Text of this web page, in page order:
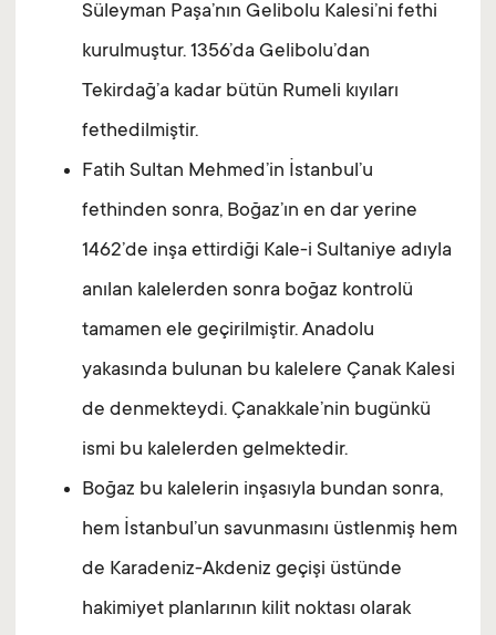
Süleyman Paşa’nın Gelibolu Kalesi’ni fethi
kurulmuştur. 1356’da Gelibolu’dan
Tekirdağ’a kadar bütün Rumeli kıyıları
fethedilmiştir.
Fatih Sultan Mehmed’in İstanbul’u
fethinden sonra, Boğaz’ın en dar yerine
1462’de inşa ettirdiği Kale-i Sultaniye adıyla
anılan kalelerden sonra boğaz kontrolü
tamamen ele geçirilmiştir. Anadolu
yakasında bulunan bu kalelere Çanak Kalesi
de denmekteydi. Çanakkale’nin bugünkü
ismi bu kalelerden gelmektedir.
Boğaz bu kalelerin inşasıyla bundan sonra,
hem İstanbul’un savunmasını üstlenmiş hem
de Karadeniz-Akdeniz geçişi üstünde
hakimiyet planlarının kilit noktası olarak